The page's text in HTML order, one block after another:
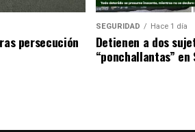
persecución
SEGURIDAD Hace 1 día
Detienen a dos
“ponchallantas” en